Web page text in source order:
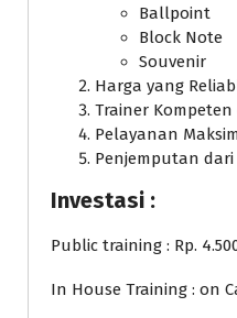
Ballpoint
Block Note
Souvenir
Harga yang
Trainer
Pelayanan
Penjemputan
Investasi :
Public training : Rp.
In House Training : on